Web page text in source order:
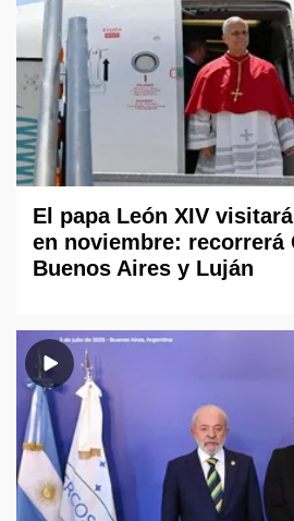
El papa León XIV
en noviembre: recorrerá
Buenos Aires y Luján